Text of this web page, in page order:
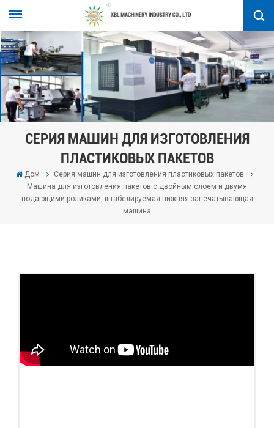
СЕРИЯ МАШИН ДЛЯ ИЗГОТОВЛЕНИЯ
ПЛАСТИКОВЫХ ПАКЕТОВ
Дом
Серия машин для изготовления пластиковых пакетов
Машина для изготовления пакетов с двойным слоем и двумя
подающими роликами, штабелируемая нижняя запечатывающая
машина